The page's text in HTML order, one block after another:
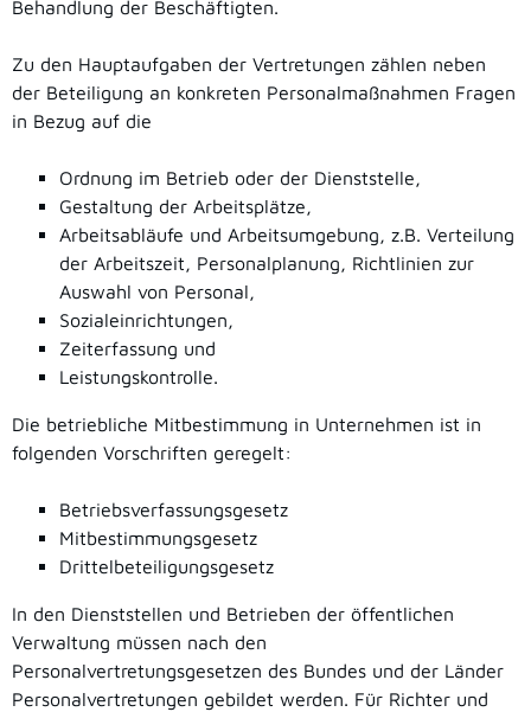
Behandlung der Beschäftigten.
Zu den Hauptaufgaben der Vertretungen zählen neben
der Beteiligung an konkreten Personalmaßnahmen Fragen
in Bezug auf die
Ordnung im Betrieb oder der Dienststelle,
Gestaltung der Arbeitsplätze,
Arbeitsabläufe und Arbeitsumgebung, z.B. Verteilung
der Arbeitszeit, Personalplanung, Richtlinien zur
Auswahl von Personal,
Sozialeinrichtungen,
Zeiterfassung und
Leistungskontrolle.
Die betriebliche Mitbestimmung in Unternehmen ist in
folgenden Vorschriften geregelt:
Betriebsverfassungsgesetz
Mitbestimmungsgesetz
Drittelbeteiligungsgesetz
In den Dienststellen und Betrieben der öffentlichen
Verwaltung müssen nach den
Personalvertretungsgesetzen des Bundes und der Länder
Personalvertretungen gebildet werden. Für Richter und